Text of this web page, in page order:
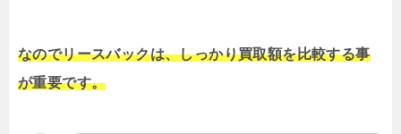
なのでリースバックは、しっかり買取額を比較する事
が重要です。